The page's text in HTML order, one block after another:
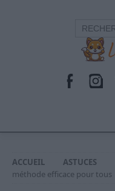
ACCUEIL ASTUCES
méthode efficace pour tous